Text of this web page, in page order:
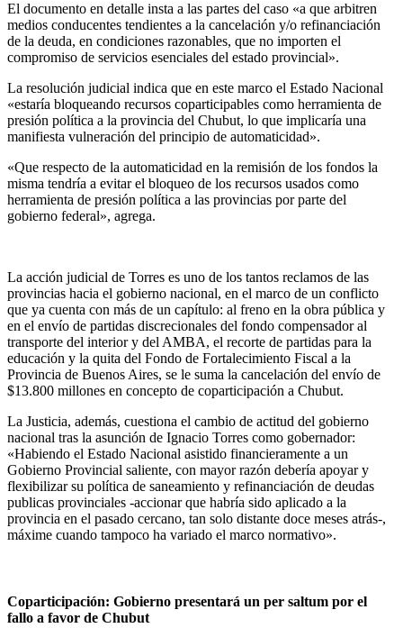
El documento en detalle insta a las partes del caso «a que arbitren
medios conducentes tendientes a la cancelación y/o refinanciación
de la deuda, en condiciones razonables, que no importen el
compromiso de servicios esenciales del estado provincial».
La resolución judicial indica que en este marco el Estado Nacional
«estaría bloqueando recursos coparticipables como herramienta de
presión política a la provincia del Chubut, lo que implicaría una
manifiesta vulneración del principio de automaticidad».
«Que respecto de la automaticidad en la remisión de los fondos la
misma tendría a evitar el bloqueo de los recursos usados como
herramienta de presión política a las provincias por parte del
gobierno federal», agrega.
La acción judicial de Torres es uno de los tantos reclamos de las
provincias hacia el gobierno nacional, en el marco de un conflicto
que ya cuenta con más de un capítulo: al freno en la obra pública y
en el envío de partidas discrecionales del fondo compensador al
transporte del interior y del AMBA, el recorte de partidas para la
educación y la quita del Fondo de Fortalecimiento Fiscal a la
Provincia de Buenos Aires, se le suma la cancelación del envío de
$13.800 millones en concepto de coparticipación a Chubut.
La Justicia, además, cuestiona el cambio de actitud del gobierno
nacional tras la asunción de Ignacio Torres como gobernador:
«Habiendo el Estado Nacional asistido financieramente a un
Gobierno Provincial saliente, con mayor razón debería apoyar y
flexibilizar su política de saneamiento y refinanciación de deudas
publicas provinciales -accionar que habría sido aplicado a la
provincia en el pasado cercano, tan solo distante doce meses atrás-,
máxime cuando tampoco ha variado el marco normativo».
Coparticipación: Gobierno presentará un per saltum por el
fallo a favor de Chubut